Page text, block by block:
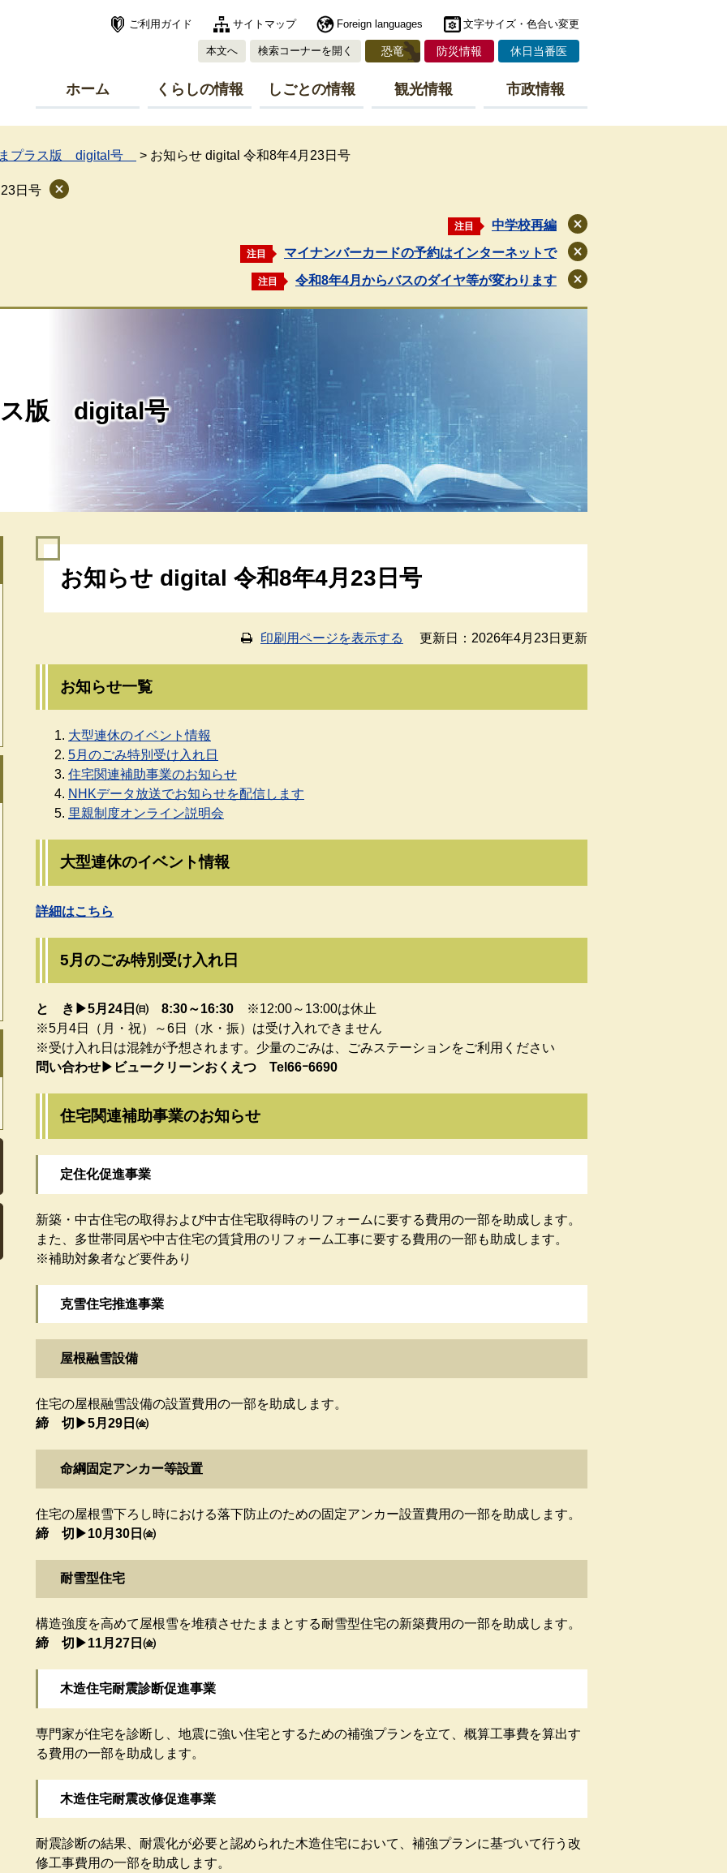
ご利用ガイド サイトマップ Foreign languages 文字サイズ・色合い変更
本文へ 検索コーナーを開く 恐竜 防災情報 休日当番医
ホーム くらしの情報 しごとの情報 観光情報 市政情報
プラス版 digital号 > お知らせ digital 令和8年4月23日号
日号
注目 中学校再編
閉
じ
る
注目 マイナンバーカードの予約はインターネットで
閉
じ
る
注目 令和8年4月からバスのダイヤ等が変わります
閉
ス版 digital号
お知らせ digital 令和8年4月23日号
印刷用ページを表示する 更新日：2026年4月23日更新
お知らせ一覧
大型連休のイベント情報
5月のごみ特別受け入れ日
住宅関連補助事業のお知らせ
NHKデータ放送でお知らせを配信します
里親制度オンライン説明会
大型連休のイベント情報
詳細はこちら
5月のごみ特別受け入れ日
​​と き▶5月24日㈰ 8:30～16:30​
※12:00～13:00は休止
​※5月4日（月・祝）～6日（水・振）は受け入れできません
​※受け入れ日は混雑が予想されます。少量のごみは、ごみステーションをご利用ください
問い合わせ▶ビュークリーンおくえつ Tel66ｰ6690​
住宅関連補助事業のお知らせ
定住化促進事業
新築・中古住宅の取得および中古住宅取得時のリフォームに要する費用の一部を助成します。
また、多世帯同居や中古住宅の賃貸用のリフォーム工事に要する費用の一部も助成します。
※補助対象者など要件あり
克雪住宅推進事業
屋根融雪設備
住宅の屋根融雪設備の設置費用の一部を助成します。
締 切▶5月29日㈮
命綱固定アンカー等設置
住宅の屋根雪下ろし時における落下防止のための固定アンカー設置費用の一部を助成します。
締 切▶10月30日㈮
耐雪型住宅
構造強度を高めて屋根雪を堆積させたままとする耐雪型住宅の新築費用の一部を助成します。
締 切▶11月27日㈮
木造住宅耐震診断促進事業
専門家が住宅を診断し、地震に強い住宅とするための補強プランを立て、概算工事費を算出す
る費用の一部を助成します。
木造住宅耐震改修促進事業
耐震診断の結果、耐震化が必要と認められた木造住宅において、補強プランに基づいて行う改
修工事費用の一部を助成します。